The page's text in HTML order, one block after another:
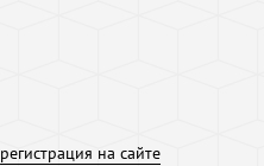
регистрация на сайте